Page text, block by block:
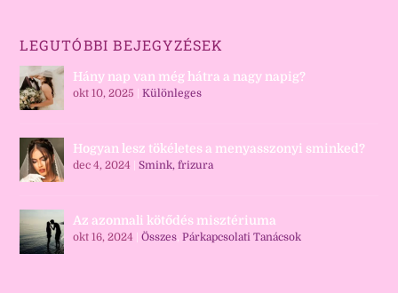
LEGUTÓBBI BEJEGYZÉSEK
Hány nap van még hátra a nagy napig?
okt 10, 2025 |Különleges
Hogyan lesz tökéletes a menyasszonyi sminked?
dec 4, 2024 |Smink, frizura
Az azonnali kötődés misztériuma
okt 16, 2024 |Összes,Párkapcsolati Tanácsok